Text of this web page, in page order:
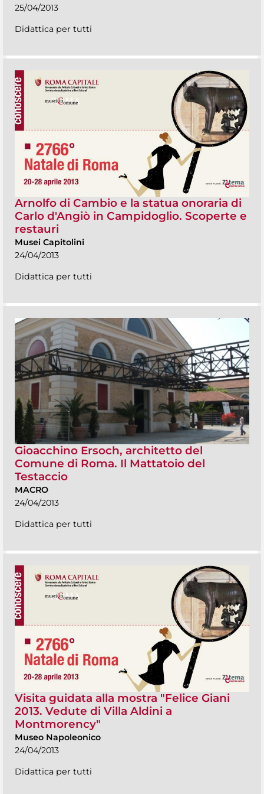
25/04/2013
Didattica per tutti
Arnolfo di Cambio e la statua onoraria di
Carlo d'Angiò in Campidoglio. Scoperte e
restauri
Musei Capitolini
24/04/2013
Didattica per tutti
Gioacchino Ersoch, architetto del
Comune di Roma. Il Mattatoio del
Testaccio
MACRO
24/04/2013
Didattica per tutti
Visita guidata alla mostra "Felice Giani
2013. Vedute di Villa Aldini a
Montmorency"
Museo Napoleonico
24/04/2013
Didattica per tutti